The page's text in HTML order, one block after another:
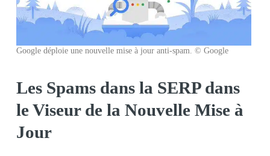
Google déploie une nouvelle mise à jour anti-spam. © Google
Les Spams dans la SERP dans
le Viseur de la Nouvelle Mise à
Jour